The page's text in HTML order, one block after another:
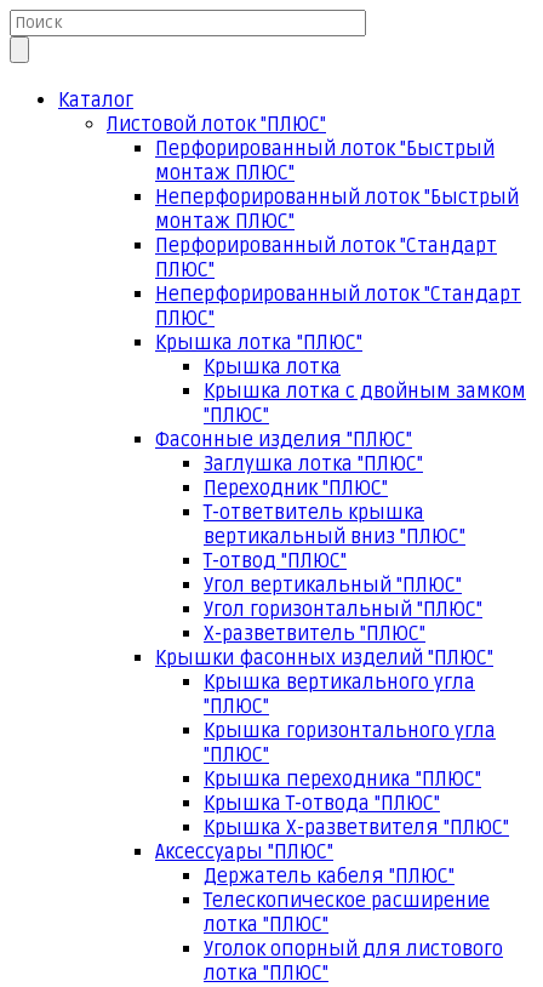
Каталог
Листовой лоток "ПЛЮС"
Перфорированный лоток "Быстрый
монтаж ПЛЮС"
Неперфорированный лоток "Быстрый
монтаж ПЛЮС"
Перфорированный лоток "Стандарт
ПЛЮС"
Неперфорированный лоток "Стандарт
ПЛЮС"
Крышка лотка "ПЛЮС"
Крышка лотка
Крышка лотка с двойным замком
"ПЛЮС"
Фасонные изделия "ПЛЮС"
Заглушка лотка "ПЛЮС"
Переходник "ПЛЮС"
Т-ответвитель крышка
вертикальный вниз "ПЛЮС"
Т-отвод "ПЛЮС"
Угол вертикальный "ПЛЮС"
Угол горизонтальный "ПЛЮС"
Х-разветвитель "ПЛЮС"
Крышки фасонных изделий "ПЛЮС"
Крышка вертикального угла
"ПЛЮС"
Крышка горизонтального угла
"ПЛЮС"
Крышка переходника "ПЛЮС"
Крышка Т-отвода "ПЛЮС"
Крышка Х-разветвителя "ПЛЮС"
Аксессуары "ПЛЮС"
Держатель кабеля "ПЛЮС"
Телескопическое расширение
лотка "ПЛЮС"
Уголок опорный для листового
лотка "ПЛЮС"